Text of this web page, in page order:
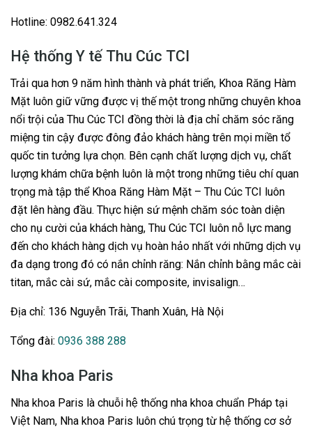
Hotline: 0982.641.324
Hệ thống Y tế Thu Cúc TCI
Trải qua hơn 9 năm hình thành và phát triển, Khoa Răng Hàm
Mặt luôn giữ vững được vị thế một trong những chuyên khoa
nổi trội của Thu Cúc TCI đồng thời là địa chỉ chăm sóc răng
miệng tin cậy được đông đảo khách hàng trên mọi miền tổ
quốc tin tưởng lựa chọn. Bên cạnh chất lượng dịch vụ, chất
lượng khám chữa bệnh luôn là một trong những tiêu chí quan
trọng mà tập thể Khoa Răng Hàm Mặt – Thu Cúc TCI luôn
đặt lên hàng đầu. Thực hiện sứ mệnh chăm sóc toàn diện
cho nụ cười của khách hàng, Thu Cúc TCI luôn nỗ lực mang
đến cho khách hàng dịch vụ hoàn hảo nhất với những dịch vụ
đa dạng trong đó có nắn chỉnh răng: Nắn chỉnh bằng mắc cài
titan, mắc cài sứ, mắc cài composite, invisalign…
Địa chỉ: 136 Nguyễn Trãi, Thanh Xuân, Hà Nội
Tổng đài: 0936 388 288
Nha khoa Paris
Nha khoa Paris là chuỗi hệ thống nha khoa chuẩn Pháp tại
Việt Nam, Nha khoa Paris luôn chú trọng từ hệ thống cơ sở